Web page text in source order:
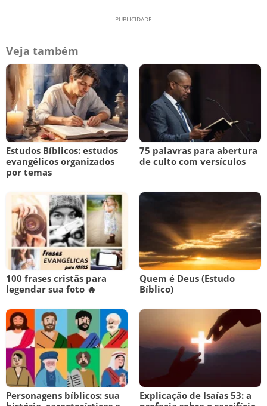
Veja também
Estudos Bíblicos: estudos
evangélicos organizados
por temas
75 palavras para abertura
de culto com versículos
100 frases cristãs para
legendar sua foto 🔥
Quem é Deus (Estudo
Bíblico)
Personagens bíblicos: sua
Explicação de Isaías 53: a